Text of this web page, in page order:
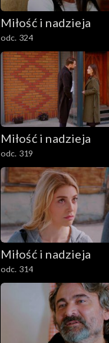
Miłość i nadzieja
odc. 324
Miłość i nadzieja
odc. 319
Miłość i nadzieja
odc. 314